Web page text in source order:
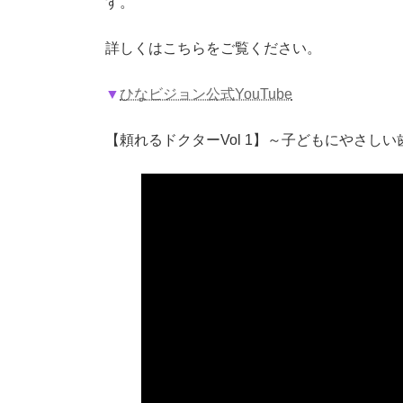
詳しくはこちらをご覧ください。
▼ ひなビジョン公式YouTube
【頼れるドクターVol 1】～子どもにやさし